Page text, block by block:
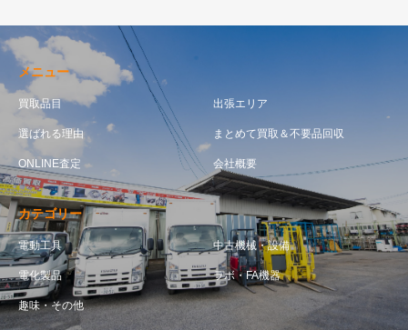
メニュー
買取品目 出張エリア
選ばれる理由 まとめて買取＆不要品回収
ONLINE査定 会社概要
カテゴリー
電動工具 中古機械・設備
電化製品 ラボ・FA機器
趣味・その他